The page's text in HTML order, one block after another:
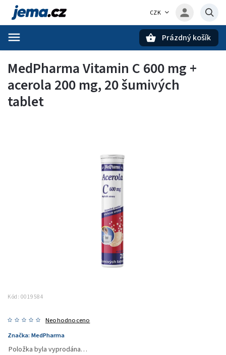
CZK
Prázdný košík
MedPharma Vitamin C 600 mg +
acerola 200 mg, 20 šumivých
tablet
Kód: 0019584
Neohodnoceno
Značka: MedPharma
Položka byla vyprodána…